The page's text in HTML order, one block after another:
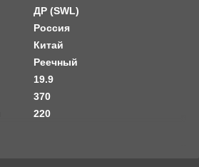
ДР (SWL)
Россия
Китай
Реечный
19.9
370
220